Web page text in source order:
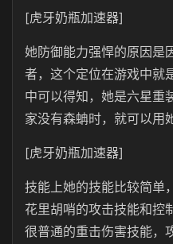
[虎牙奶瓶加速器]
她防御能力强悍的原因是
者，这个定位在游戏中就
中可以得知，她是六星重
家没有森蚺时，就可以用
[虎牙奶瓶加速器]
技能上她的技能比较简单
花里胡哨的攻击技能和控
很普通的重击伤害技能，